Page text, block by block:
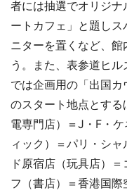
者には抽選でオリジ
ートカフェ」と題し
ニターを置くなど、
う。また、表参道ヒル
では企画用の「出国
のスタート地点とす
電専門店）＝J・F・
ィック）＝パリ・シ
ド原宿店（玩具店）
フ（書店）＝香港国